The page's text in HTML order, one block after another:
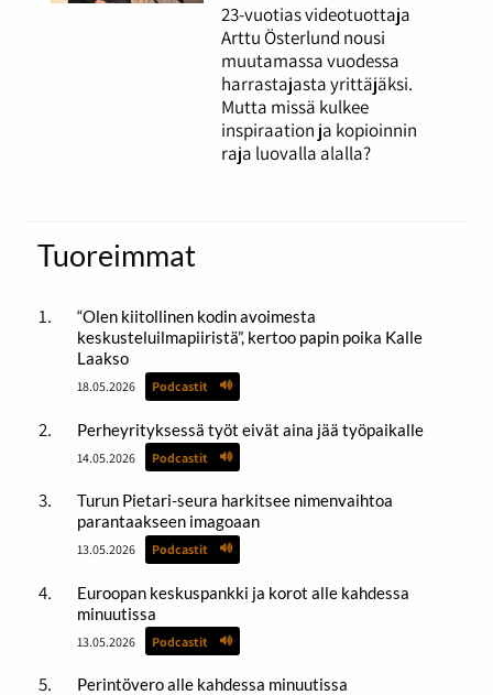
23-vuotias videotuottaja
Arttu Österlund nousi
muutamassa vuodessa
harrastajasta yrittäjäksi.
Mutta missä kulkee
inspiraation ja kopioinnin
raja luovalla alalla?
Tuoreimmat
“Olen kiitollinen kodin avoimesta
keskusteluilmapiiristä”, kertoo papin poika Kalle
Laakso
18.05.2026 Podcastit
Perheyrityksessä työt eivät aina jää työpaikalle
14.05.2026 Podcastit
Turun Pietari-seura harkitsee nimenvaihtoa
parantaakseen imagoaan
13.05.2026 Podcastit
Euroopan keskuspankki ja korot alle kahdessa
minuutissa
13.05.2026 Podcastit
Perintövero alle kahdessa minuutissa